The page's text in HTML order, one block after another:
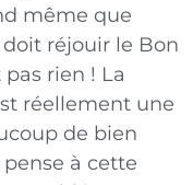
même que
réjouir le Bon
rien ! La
réellement une
de bien
à cette